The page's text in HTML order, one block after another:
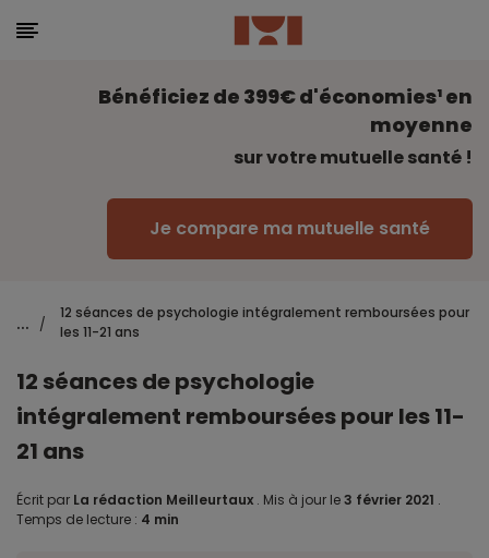
Bénéficiez de 399€ d'économies¹ en
moyenne
sur votre mutuelle santé !
Je compare ma mutuelle santé
... /
12 séances de psychologie intégralement remboursées pour
les 11-21 ans
12 séances de psychologie
intégralement remboursées pour les 11-
21 ans
Écrit par La rédaction Meilleurtaux . Mis à jour le3 février 2021 .
Temps de lecture : 4 min